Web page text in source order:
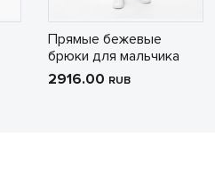
Прямые бежевые
брюки для мальчика
2916.00 RUB